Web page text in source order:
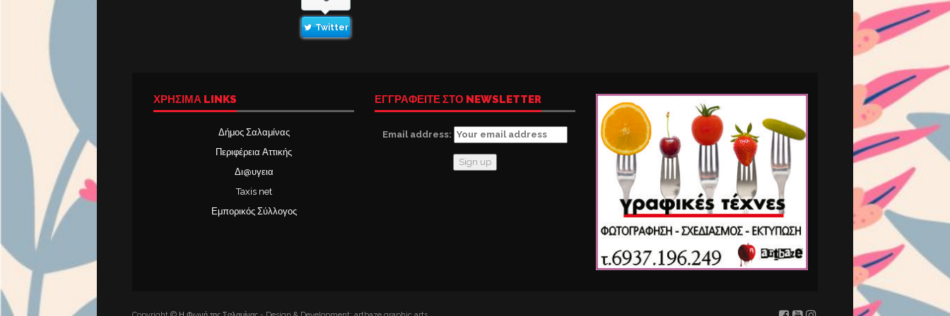
Twitter
ΧΡΉΣΙΜΑ LINKS
Δήμος Σαλαμίνας
Περιφέρεια Αττικής
Δι@υγεια
Taxis net
Εμπορικός Σύλλογος
ΕΓΓΡΑΦΕΙΤΕ ΣΤΟ NEWSLETTER
Email address: